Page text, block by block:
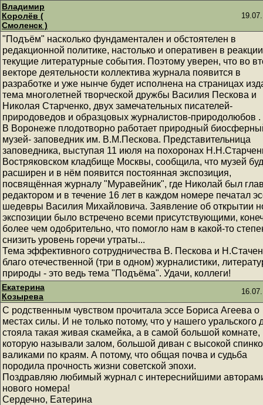
Владимир
Королёв (
Смоленск )
"Подъём" насколько фундаментален и обстоятелен в
редакционной политике, настолько и оперативен в
текущие литературные события. Поэтому уверен, что во
векторе деятельности коллектива журнала появится в
разработке и уже нынче будет исполнена на страницах
тема многолетней творческой дружбы Василия Пескова и
Николая Старченко, двух замечательных писателей-
природоведов и образцовых журналистов-природолюбов .
В Воронеже плодотворно работает природный
музей- заповедник им. В.М.Пескова. Представительница
заповедника, выступая 11 июля на похоронах
Востряковском кладбище Москвы, сообщила, что музей
расширен и в нём появится постоянная экспозиция,
посвящённая журналу "Муравейник", где Николай был
редактором и в течение 16 лет в каждом номере печатал
шедевры Василия Михайловича. Заявление об открытии
экспозиции было встречено всеми присутствующими,
более чем одобрительно, что помогло нам в какой-то
снизить уровень горечи утраты...
Тема эффективного сотрудничества В. Пескова и
благо отечественной (три в одном) журналистики,
природы - это ведь тема "Подъёма". Удачи, коллеги!
Екатерина
Козырева
С родственным чувством прочитала эссе Бориса Агеева о
местах силы. И не только потому, что у нашего уральского
стояла такая живая скамейка, а в самой большой комнате,
которую называли залом, большой диван с высокой
валиками по краям. А потому, что общая почва и судьба
породила прочность жизни советской эпохи.
Поздравляю любимый журнал с интереснийшими
нового номера!
Сердечно, Еатерина